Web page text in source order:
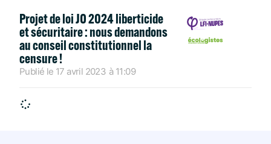
Projet de loi JO 2024 liberticide
et sécuritaire : nous demandons
au conseil constitutionnel la
censure !
Publié le 17 avril 2023 à 11:09